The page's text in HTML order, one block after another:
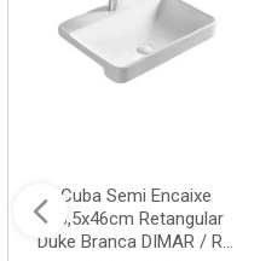
Cuba Semi Encaixe
58,5x46cm Retangular
Duke Branca DIMAR / R...